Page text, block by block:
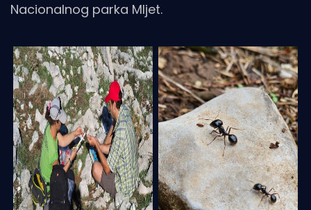
Nacionalnog parka Mljet.